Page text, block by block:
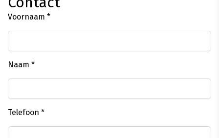
Voornaam *
Naam *
Telefoon *